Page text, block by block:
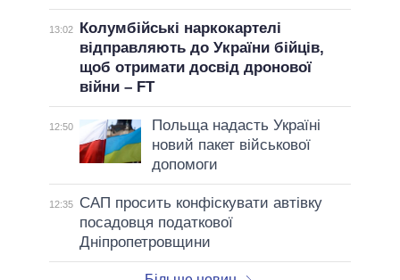
13:02
Колумбійські наркокартелі
відправляють до України бійців,
щоб отримати досвід дронової
війни – FT
12:50
Польща надасть Україні
новий пакет військової
допомоги
12:35
САП просить конфіскувати автівку
посадовця податкової
Дніпропетровщини